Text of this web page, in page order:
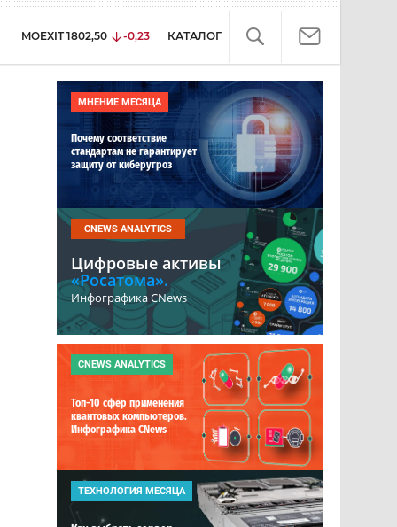
MOEXIT 1802,50 -0,23 КАТАЛОГ
МНЕНИЕ МЕСЯЦА
Почему соответствие
стандартам не гарантирует
защиту от киберугроз
CNEWS ANALYTICS
Цифровые активы
«Росатома».
Инфографика CNews
CNEWS ANALYTICS
Топ-10 сфер применения
квантовых компьютеров.
Инфографика CNews
ТЕХНОЛОГИЯ МЕСЯЦА